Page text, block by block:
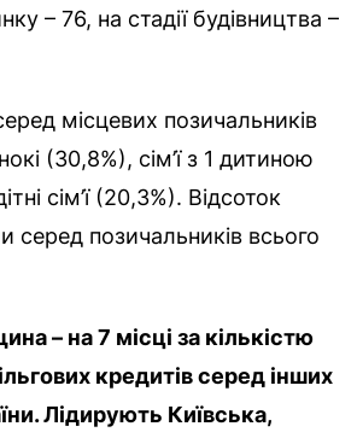
– 76, на стадії будівництва –
місцевих позичальників
(30,8%), сім’ї з 1 дитиною
сім’ї (20,3%). Відсоток
серед позичальників всього
– на 7 місці за кількістю
кредитів серед інших
Лідирують Київська,